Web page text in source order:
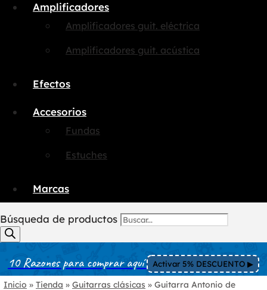
Amplificadores
Amplificadores guit. eléctrica
Amplificadores guit. acústica
Efectos
Accesorios
Fundas
Estuches
Marcas
Búsqueda de productos
10 Razones para comprar aquí Activar 5% DESCUENTO ▶︎
Inicio » Tienda » Guitarras clásicas » Guitarra Antonio de